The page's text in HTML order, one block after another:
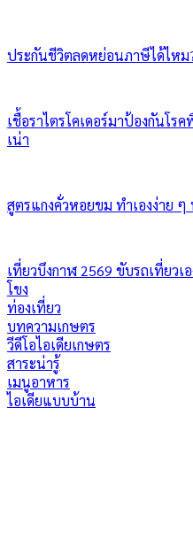
ประกันชีวิตลดหย่อนภาษีได้ไหม
เชื้อราไตรโคเดอร์มาป้องกันโร
เน่า
สูตรแกงคั่วหอยขม ทำเองง่าย
เที่ยวบึงกาฬ 2569 ขับรถเที่ยว
โขง
ท่องเที่ยว
บทความเกษตร
วีดีโอไอเดียเกษตร
สาระน่ารู้
เมนูอาหาร
ไอเดียแบบบ้าน